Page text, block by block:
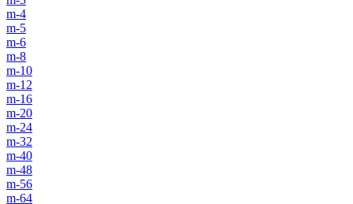
m-4
m-5
m-6
m-8
m-10
m-12
m-16
m-20
m-24
m-32
m-40
m-48
m-56
m-64